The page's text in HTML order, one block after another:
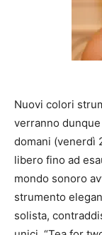
Nuovi colori
verranno
domani (venerdì
libero fino ad
mondo sonoro
strumento
solista,